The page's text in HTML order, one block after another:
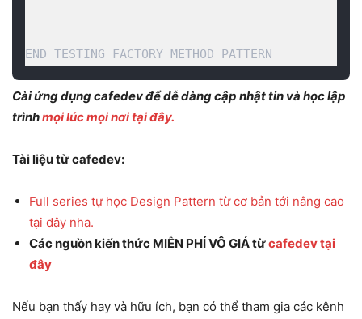
END TESTING FACTORY METHOD PATTERN
Cài ứng dụng cafedev để dễ dàng cập nhật tin và học lập
trìnhmọi lúc mọi nơi tại đây.
Tài liệu từ cafedev:
Full series tự học Design Pattern từ cơ bản tới nâng cao
tại đây nha.
Các nguồn kiến thức MIỄN PHÍ VÔ GIÁ từcafedev tại
đây
Nếu bạn thấy hay và hữu ích, bạn có thể tham gia các kênh